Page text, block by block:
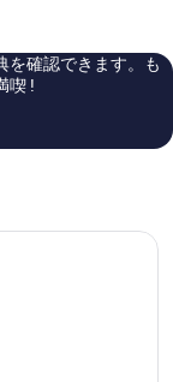
ミ
600
を確認できます。も
喫 !